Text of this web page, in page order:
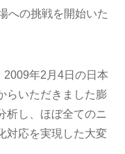
への挑戦を開始いた
2009年2月4日の日本
らいただきました膨
析し、ほぼ全てのニ
対応を実現した大変